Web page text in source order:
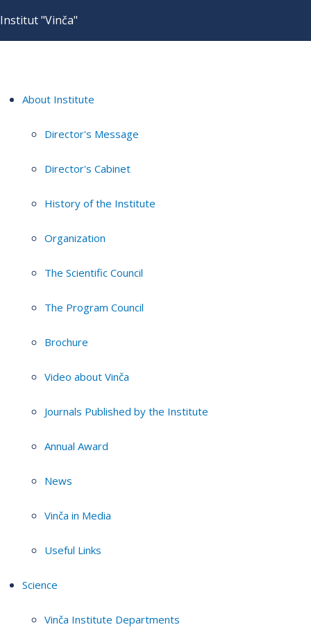
Institut "Vinča"
About Institute
Director's Message
Director's Cabinet
History of the Institute
Organization
The Scientific Council
The Program Council
Brochure
Video about Vinča
Journals Published by the Institute
Annual Award
News
Vinča in Media
Useful Links
Science
Vinča Institute Departments